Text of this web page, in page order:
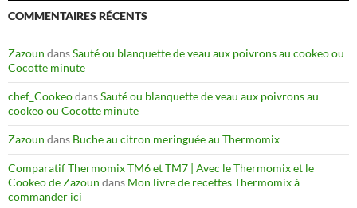
COMMENTAIRES RÉCENTS
Zazoun dansSauté ou blanquette de veau aux poivrons au cookeo ou
Cocotte minute
chef_CookeodansSauté ou blanquette de veau aux poivrons au
cookeo ou Cocotte minute
Zazoun dans Buche au citron meringuée au Thermomix
Comparatif Thermomix TM6 et TM7 | Avec le Thermomix et le
Cookeo de Zazoun dans Mon livre de recettes Thermomix à
commander ici